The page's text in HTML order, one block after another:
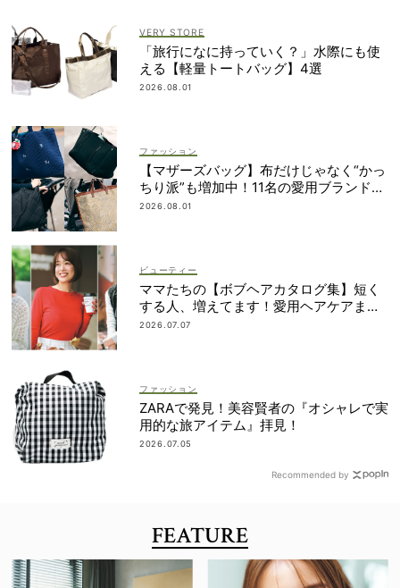
VERY STORE
「旅行になに持っていく？」水際にも使
える【軽量トートバッグ】4選
2026.08.01
ファッション
【マザーズバッグ】布だけじゃなく“かっ
ちり派”も増加中！11名の愛用ブランド
は？
2026.08.01
ビューティー
ママたちの【ボブヘアカタログ集】短く
する人、増えてます！愛用ヘアケアまで
全部見せ
2026.07.07
ファッション
ZARAで発見！美容賢者の『オシャレで実
用的な旅アイテム』拝見！
2026.07.05
Recommended by
FEATURE